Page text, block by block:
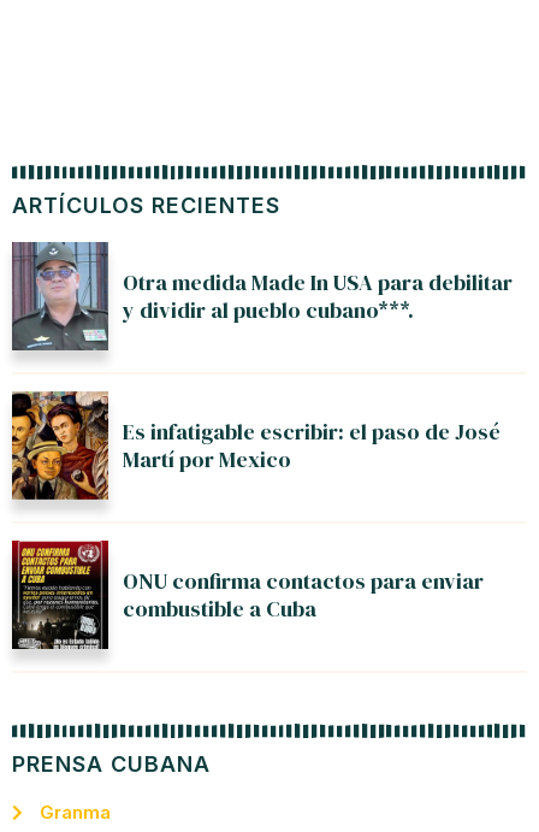
ARTÍCULOS RECIENTES
Otra medida Made In USA para debilitar
y dividir al pueblo cubano***.
Es infatigable escribir: el paso de José
Martí por Mexico
ONU confirma contactos para enviar
combustible a Cuba
PRENSA CUBANA
Granma